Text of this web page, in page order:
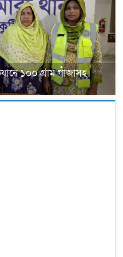
১০০ গ্রাম গাঁজাসহ